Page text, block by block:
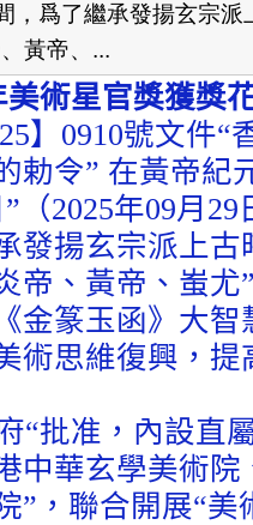
，爲了繼承發揚玄宗派
黃帝、...
美術星官獎獲獎
】 0910號文件“
勅令” 在黃帝紀
（2025年09月 29
發揚玄宗派上古
帝、黃帝、蚩尤
金篆玉函》大
術思維復興，提
“批准，內設直
中華玄學美術
”，聯合開展“美